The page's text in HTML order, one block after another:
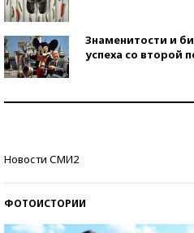
Знаменитости и
успеха со второй
Новости СМИ2
ФОТОИСТОРИИ